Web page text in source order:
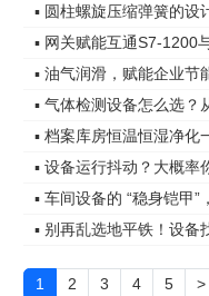
▪ 圆柱螺旋压缩弹簧的设
▪ 网关赋能互通S7-1200
▪ 油气润滑，赋能企业节
▪ 气体检测设备怎么选？
▪ 档案库房恒温恒湿净化
▪ 设备运行抖动？大概率
▪ 车间设备的 “稳身铠甲
▪ 别再乱选地平铁！设备
1 2 3 4 5 >